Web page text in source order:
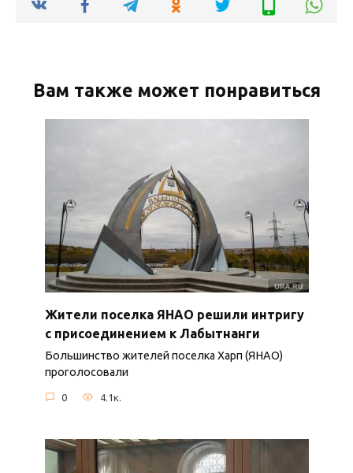
Вам также может понравиться
Жители поселка ЯНАО решили интригу
с присоединением к Лабытнанги
Большинство жителей поселка Харп (ЯНАО)
проголосовали
0 4.1к.